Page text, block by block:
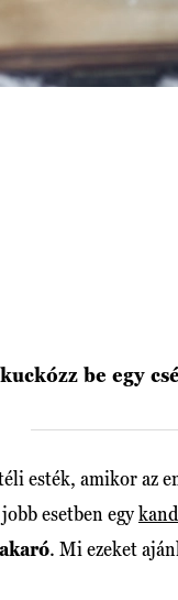
be egy
esték, amikor az
esetben egy
. Mi ezeket